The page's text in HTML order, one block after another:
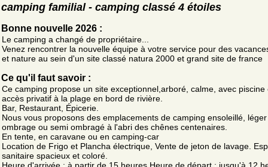
camping familial - camping classé 4 étoiles
Bonne nouvelle 2026 :
Le camping a changé de propriétaire...
Venez rencontrer la nouvelle équipe à votre service pour des
et nature au sein d'un site classé natura 2000 et grand site de france
Ce qu'il faut savoir :
Ce camping propose un site exceptionnel,arboré, calme, avec piscine
accès privatif à la plage en bord de rivière.
Bar, Restaurant, Épicerie.
Nous vous proposons des emplacements de camping ensoleillé, léger
ombrage ou semi ombragé à l'abri des chênes centenaires.
En tente, en caravane ou en camping-car
Location de Frigo et Plancha électrique, Vente de jeton de lavage.
sanitaire spacieux et coloré.
Heure d'arrivée : à partir de 15 heures Heure de départ : jusqu'à 12